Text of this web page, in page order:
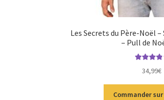
Les Secrets du Père-Noël –
– Pull de
sur 5
34,99€
Commander